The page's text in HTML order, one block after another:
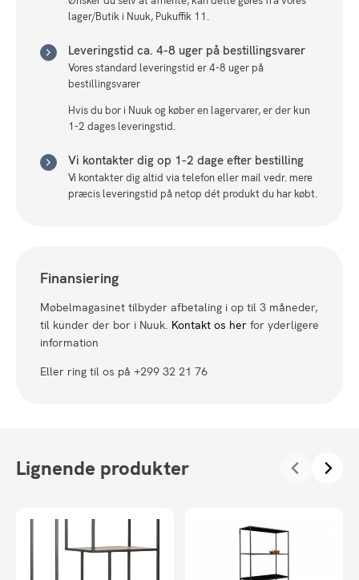
lager/Butik i Nuuk, Pukuffik 11.
Leveringstid ca. 4-8 uger på bestillingsvarer
Vores standard leveringstid er 4-8 uger på
bestillingsvarer
Hvis du bor i Nuuk og køber en lagervarer, er der kun
1-2 dages leveringstid.
Vi kontakter dig op 1-2 dage efter bestilling
Vi kontakter dig altid via telefon eller mail vedr. mere
præcis leveringstid på netop dét produkt du har købt.
Finansiering
Møbelmagasinet tilbyder afbetaling i op til 3 måneder,
til kunder der bor i Nuuk. Kontakt os her for yderligere
information
Eller ring til os på +299 32 21 76
Lignende produkter